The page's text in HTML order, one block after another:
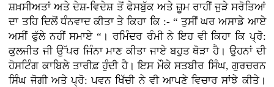
ਸ਼ਖ਼ਸੀਅਤਾਂ ਅਤੇ ਦੇਸ਼-ਵਿਦੇਸ਼ ਤੋਂ ਫੇਸਬੁੱਕ ਅਤੇ ਜ਼ੂਮ ਰਾਹੀਂ ਜੁੜੇ ਸਰੋਤਿਆਂ
ਦਾ ਤਹਿ ਦਿਲੋਂ ਧੰਨਵਾਦ ਕੀਤਾ ਤੇ ਕਿਹਾ ਕਿ :- “ ਤੁਸੀਂ ਘਰ ਅਸਾਡੇ ਆਏ
ਅਸੀਂ ਫੁੱਲੇ ਨਹੀਂ ਸਮਾਏ “। ਰਮਿੰਦਰ ਰੰਮੀ ਨੇ ਇਹ ਵੀ ਕਿਹਾ ਕਿ ਪ੍ਰੋ:
ਕੁਲਜੀਤ ਜੀ ਉੱਪਰ ਜਿੰਨਾ ਮਾਣ ਕੀਤਾ ਜਾਏ ਬਹੁਤ ਥੋੜਾ ਹੈ। ਉਹਨਾਂ ਦੀ
ਹੋਸਟਿੰਗ ਕਾਬਿਲੇ ਤਾਰੀਫ਼ ਹੁੰਦੀ ਹੈ। ਇਸ ਮੌਕੇ ਸਤਬੀਰ ਸਿੰਘ, ਗੁਰਚਰਨ
ਸਿੰਘ ਜੋਗੀ ਅਤੇ ਪ੍ਰੋ: ਪਵਨ ਖਿੱਚੀ ਨੇ ਵੀ ਆਪਣੇ ਵਿਚਾਰ ਸਾਂਝੇ ਕੀਤੇ।